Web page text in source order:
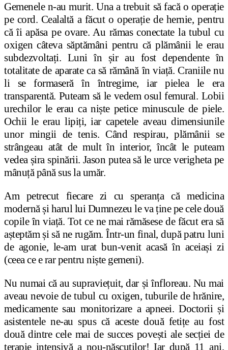
Gemenele n-au murit. Una a trebuit să facă o operație
pe cord. Cealaltă a făcut o operație de hernie, pentru
că îi apăsa pe ovare. Au rămas conectate la tubul cu
oxigen câteva săptămâni pentru că plămânii le erau
subdezvoltați. Luni în șir au fost dependente în
totalitate de aparate ca să rămână în viață. Craniile nu
li se formaseră în întregime, iar pielea le era
transparentă. Puteam să le vedem osul femural. Lobii
urechilor le erau ca niște petice minuscule de piele.
Ochii le erau lipiți, iar capetele aveau dimensiunile
unor mingii de tenis. Când respirau, plămânii se
strângeau atât de mult în interior, încât le puteam
vedea șira spinării. Jason putea să le urce verigheta pe
mânuță până sus la umăr.
Am petrecut fiecare zi cu speranța că medicina
modernă și harul lui Dumnezeu le va ține pe cele două
copile în viață. Tot ce ne mai rămăsese de făcut era să
așteptăm și să ne rugăm. Într-un final, după patru luni
de agonie, le-am urat bun-venit acasă în aceiași zi
(ceea ce e rar pentru niște gemeni).
Nu numai că au supraviețuit, dar și înfloreau. Nu mai
aveau nevoie de tubul cu oxigen, tuburile de hrănire,
medicamente sau monitorizare a apneei. Doctorii și
asistentele ne-au spus că aceste două fetițe au fost
două dintre cele mai de succes povești ale secției de
terapie intensivă a nou-născuților! Iar după 11 ani,